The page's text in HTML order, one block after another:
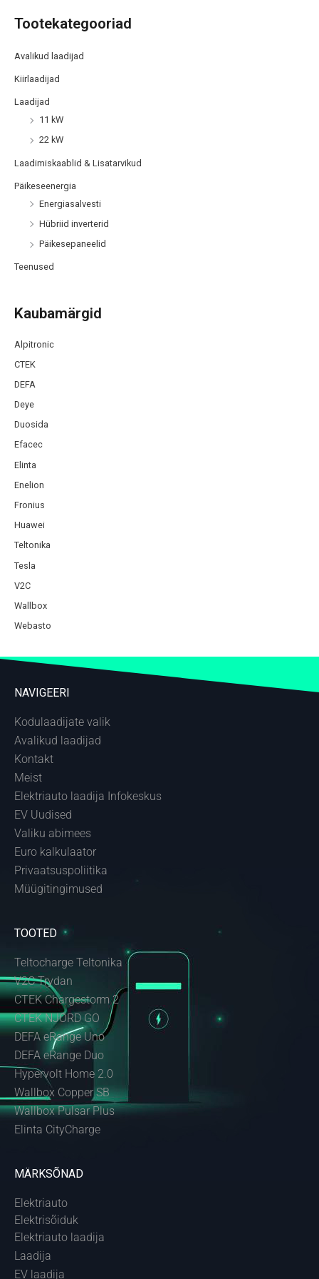
Tootekategooriad
Avalikud laadijad
Kiirlaadijad
Laadijad
11 kW
22 kW
Laadimiskaablid & Lisatarvikud
Päikeseenergia
Energiasalvesti
Hübriid inverterid
Päikesepaneelid
Teenused
Kaubamärgid
Alpitronic
CTEK
DEFA
Deye
Duosida
Efacec
Elinta
Enelion
Fronius
Huawei
Teltonika
Tesla
V2C
Wallbox
Webasto
NAVIGEERI
Kodulaadijate valik
Avalikud laadijad
Kontakt
Meist
Elektriauto laadija Infokeskus
EV Uudised
Valiku abimees
Euro kalkulaator
Privaatsuspoliitika
Müügitingimused
TOOTED
Teltocharge Teltonika
V2C Trydan
CTEK Chargestorm 2
CTEK NJORD GO
DEFA eRange Uno
DEFA eRange Duo
Hypervolt Home 2.0
Wallbox Copper SB
Wallbox Pulsar Plus
Elinta CityCharge
MÄRKSÕNAD
Elektriauto
Elektrisõiduk
Elektriauto laadija
Laadija
EV laadija